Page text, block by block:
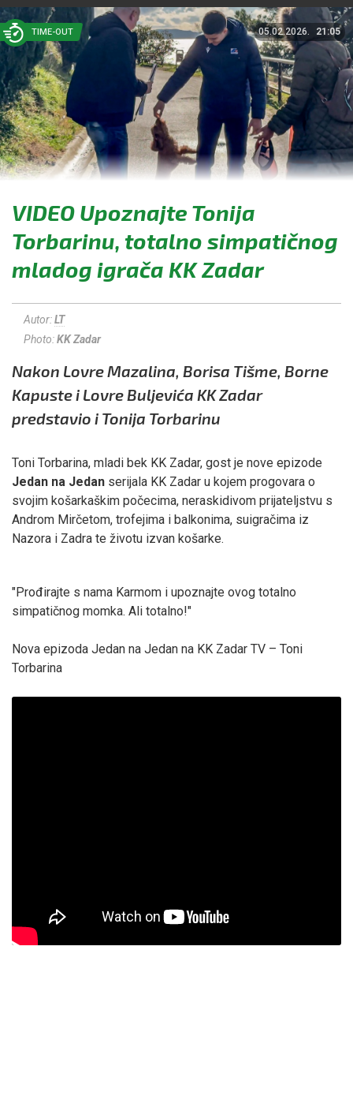
TIME-OUT 05.02.2026. 21:05
VIDEO Upoznajte Tonija
Torbarinu, totalno simpatičnog
mladog igrača KK Zadar
Autor:LT
Photo:KK Zadar
Nakon Lovre Mazalina, Borisa Tišme, Borne
Kapuste i Lovre Buljevića KK Zadar
predstavio i Tonija Torbarinu
Toni Torbarina, mladi bek KK Zadar, gost je nove epizode
Jedan na Jedan serijala KK Zadar u kojem progovara o
svojim košarkaškim počecima, neraskidivom prijateljstvu s
Androm Mirčetom, trofejima i balkonima, suigračima iz
Nazora i Zadra te životu izvan košarke.
"Prođirajte s nama Karmom i upoznajte ovog totalno
simpatičnog momka. Ali totalno!"
Nova epizoda Jedan na Jedan na KK Zadar TV – Toni
Torbarina